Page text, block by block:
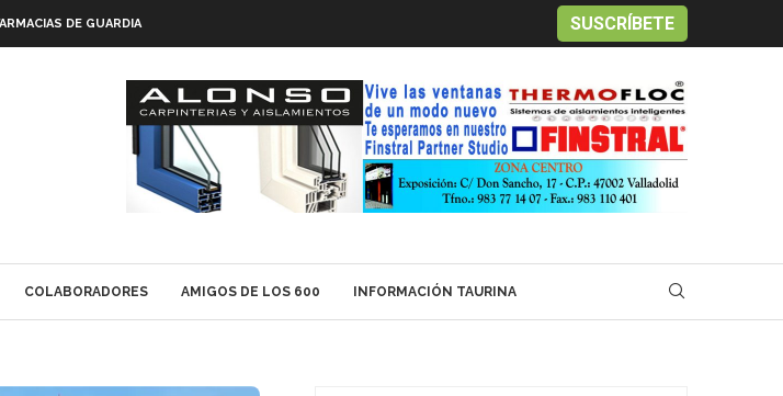
DE GUARDIA SUSCRÍBETE
COLABORADORES AMIGOS DE LOS 600 INFORMACIÓN TAURINA